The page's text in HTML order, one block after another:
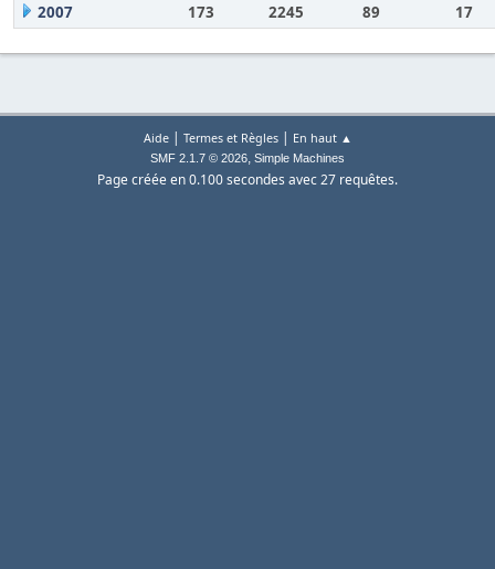
2007
173 2245 89 17
Aide| Termes et Règles| En haut ▲
SMF 2.1.7 © 2026, Simple Machines
Page créée en 0.100 secondes avec 27 requêtes.